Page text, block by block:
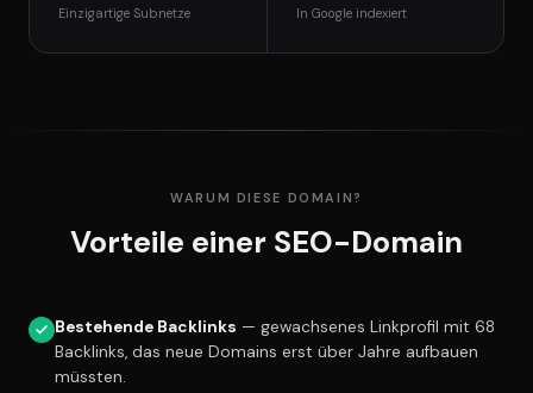
Einzigartige Subnetze In Google indexiert
WARUM DIESE DOMAIN?
Vorteile einer SEO-Domain
Bestehende Backlinks — gewachsenes Linkprofil mit 68
Backlinks, das neue Domains erst über Jahre aufbauen
müssten.